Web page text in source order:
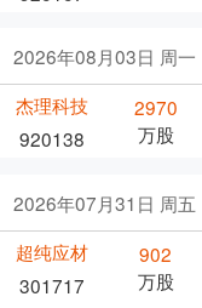
2026年08月03日 周一
杰理科技
920138
2970
万股
2026年07月31日 周五
超纯应材
301717
902
万股